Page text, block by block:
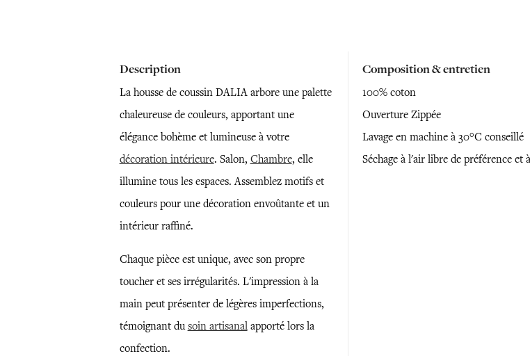
Description
La housse de coussin DALIA arbore une palette
chaleureuse de couleurs, apportant une
élégance bohème et lumineuse à votre
décoration intérieure. Salon, Chambre, elle
illumine tous les espaces. Assemblez motifs et
couleurs pour une décoration envoûtante et un
intérieur raffiné.
Chaque pièce est unique, avec son propre
toucher et ses irrégularités. L'impression à la
main peut présenter de légères imperfections,
témoignant dusoin artisanalapporté lors la
confection.
Composition & entretien
100% coton
Ouverture Zippée
Lavage en machine à 30°C conseillé
Séchage à l'air libre de préférence et